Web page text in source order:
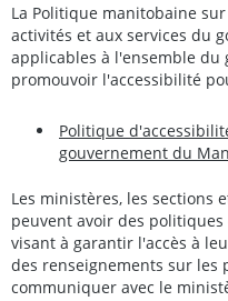
La Politique manitobaine
activités et aux services du
applicables à l'ensemble du
promouvoir l'accessibilité
Politique
gouvernement du
Les ministères, les sections
peuvent avoir des
visant à garantir l'accès à
des renseignements sur les
communiquer avec le